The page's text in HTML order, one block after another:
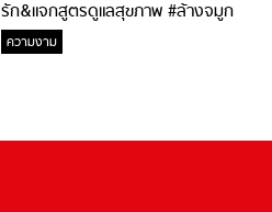
รัก&แจกสูตรดูแลสุขภาพ #ล้างจมูก
ไม่ยากจะสอนให้
ความงาม